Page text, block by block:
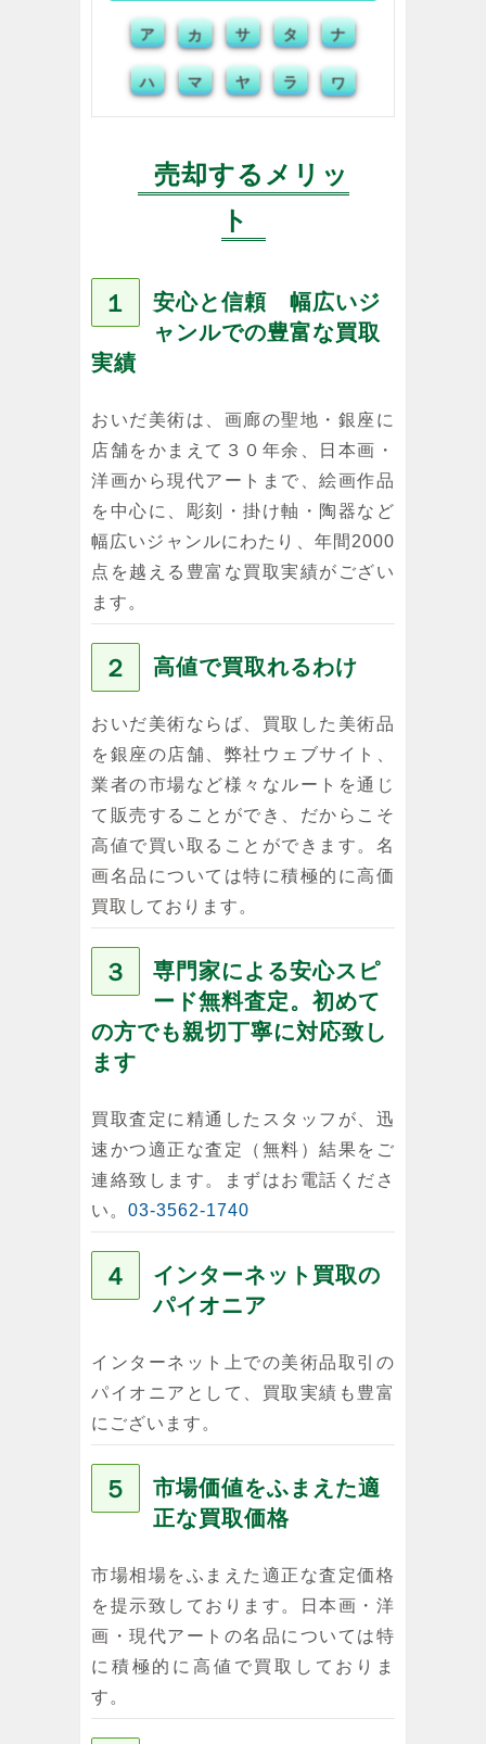
ア カ サ タ ナ
ハ マ ヤ ラ ワ
売却するメリッ
ト
１
安心と信頼 幅広いジ
ャンルでの豊富な買取
実績
おいだ美術は、画廊の聖地・銀座に
店舗をかまえて３０年余、日本画・
洋画から現代アートまで、絵画作品
を中心に、彫刻・掛け軸・陶器など
幅広いジャンルにわたり、年間2000
点を越える豊富な買取実績がござい
ます。
２ 高値で買取れるわけ
おいだ美術ならば、買取した美術品
を銀座の店舗、弊社ウェブサイト、
業者の市場など様々なルートを通じ
て販売することができ、だからこそ
高値で買い取ることができます。名
画名品については特に積極的に高価
買取しております。
３
専門家による安心スピ
ード無料査定。初めて
の方でも親切丁寧に対応致し
ます
買取査定に精通したスタッフが、迅
速かつ適正な査定（無料）結果をご
連絡致します。まずはお電話くださ
い。 03-3562-1740
４
インターネット買取の
パイオニア
インターネット上での美術品取引の
パイオニアとして、買取実績も豊富
にございます。
５
市場価値をふまえた適
正な買取価格
市場相場をふまえた適正な査定価格
を提示致しております。日本画・洋
画・現代アートの名品については特
に積極的に高値で買取しておりま
す。